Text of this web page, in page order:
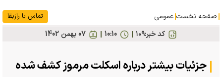
صفحه نخست عمومی تماس با رازبقا
کد خبر:۱۰۹ 07 بهمن 1402 10:10
جزئیات بیشتر درباره اسکلت مرموز کشف شده